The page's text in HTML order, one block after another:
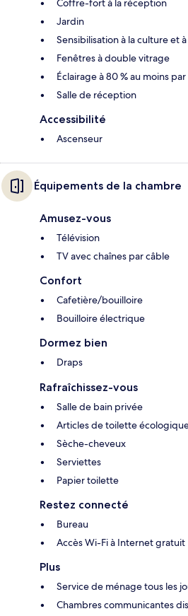
Coffre-fort à la réception
Jardin
Sensibilisation à la culture et
Fenêtres à double vitrage
Éclairage à 80 % au moins par
Salle de réception
Accessibilité
Ascenseur
Équipements de la chambre
Amusez-vous
Télévision
TV avec chaînes par câble
Confort
Cafetière/bouilloire
Bouilloire électrique
Dormez bien
Draps
Rafraîchissez-vous
Salle de bain privée
Articles de toilette
Sèche-cheveux
Serviettes
Papier toilette
Restez connecté
Bureau
Accès Wi-Fi à Internet gratuit
Plus
Service de ménage tous les
Chambres communicantes